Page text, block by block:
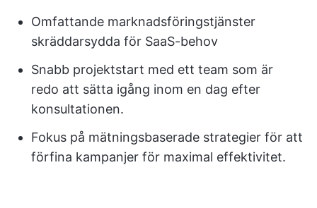
Omfattande marknadsföringstjänster
skräddarsydda för SaaS-behov
Snabb projektstart med ett team som är
redo att sätta igång inom en dag efter
konsultationen.
Fokus på mätningsbaserade strategier för att
förfina kampanjer för maximal effektivitet.